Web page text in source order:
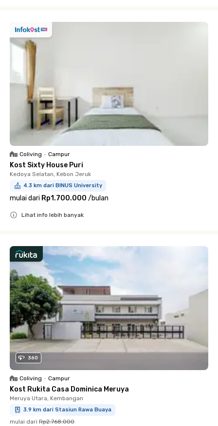
Coliving • Campur
Kost Sixty House Puri
Kedoya Selatan, Kebon Jeruk
4.3 km dari BINUS University
mulai dari Rp1.700.000 /bulan
Lihat info lebih banyak
360
Coliving • Campur
Kost Rukita Casa Dominica Meruya
Meruya Utara, Kembangan
3.9 km dari Stasiun Rawa Buaya
mulai dari Rp2.768.000